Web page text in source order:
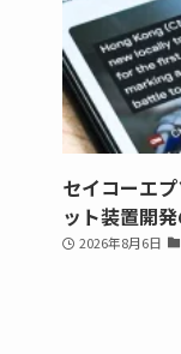
セイコーエ
ット装置開
2026年8月6日